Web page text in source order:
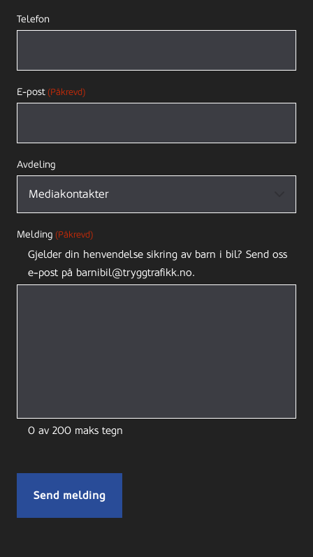
Telefon
E-post (Påkrevd)
Avdeling
Melding (Påkrevd)
Gjelder din henvendelse sikring av barn i bil? Send oss
e-post på barnibil@tryggtrafikk.no.
0 av 200 maks tegn